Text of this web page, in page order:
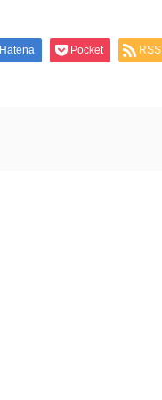
Hatena Pocket RSS